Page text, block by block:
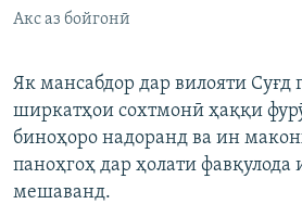
Акс аз бойгонӣ
Як мансабдор дар вилояти Суғд
ширкатҳои сохтмонӣ ҳаққи
биноҳоро надоранд ва ин
паноҳгоҳ дар ҳолати фавқулода
мешаванд.